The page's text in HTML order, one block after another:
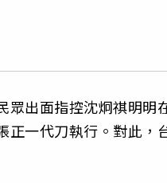
眾出面指控沈炯祺明
正一代刀執行。對此